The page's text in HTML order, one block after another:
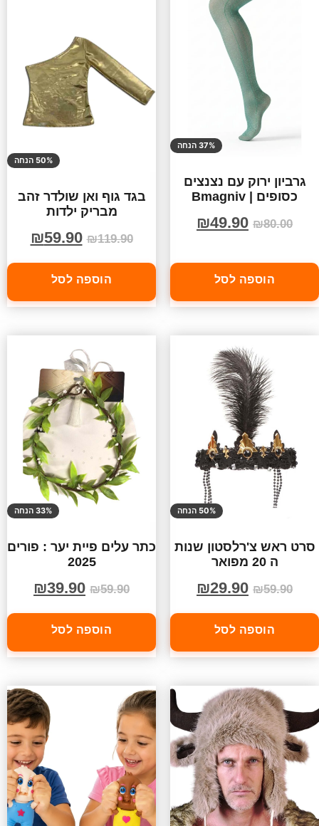
37% הנחה
גרביון ירוק עם נצנצים
כסופים | Bmagniv
₪80.00
₪49.90
הוספה לסל
50% הנחה
בגד גוף ואן שולדר זהב
מבריק ילדות
₪119.90
₪59.90
הוספה לסל
50% הנחה
סרט ראש צ'רלסטון שנות
ה 20 מפואר
₪59.90
₪29.90
הוספה לסל
33% הנחה
כתר עלים פיית יער : פורים
2025
₪59.90
₪39.90
הוספה לסל